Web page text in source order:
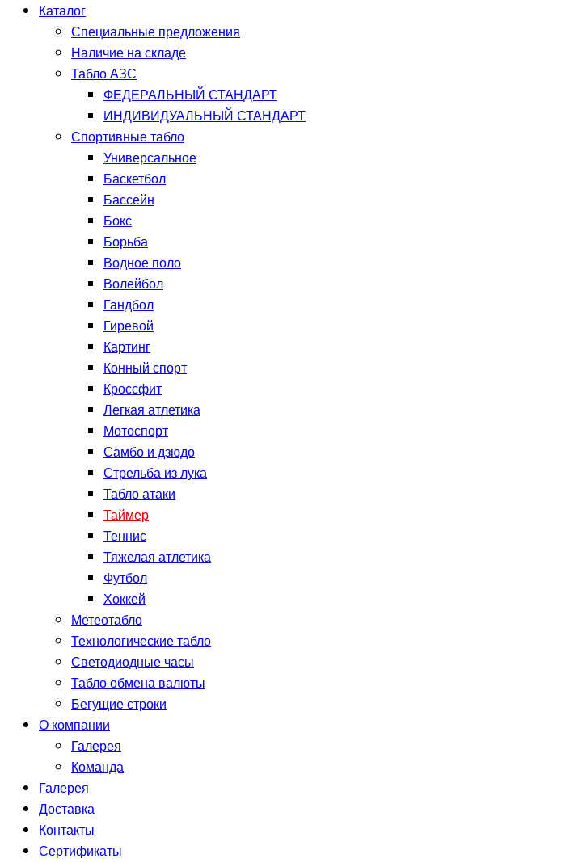
Каталог
Специальные предложения
Наличие на складе
Табло АЗС
ФЕДЕРАЛЬНЫЙ СТАНДАРТ
ИНДИВИДУАЛЬНЫЙ СТАНДАРТ
Спортивные табло
Универсальное
Баскетбол
Бассейн
Бокс
Борьба
Водное поло
Волейбол
Гандбол
Гиревой
Картинг
Конный спорт
Кроссфит
Легкая атлетика
Мотоспорт
Самбо и дзюдо
Стрельба из лука
Табло атаки
Таймер
Теннис
Тяжелая атлетика
Футбол
Хоккей
Метеотабло
Технологические табло
Светодиодные часы
Табло обмена валюты
Бегущие строки
О компании
Галерея
Команда
Галерея
Доставка
Контакты
Сертификаты